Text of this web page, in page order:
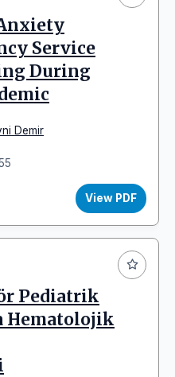
Service
During
Demir
View PDF
Pediatrik
Hematolojik